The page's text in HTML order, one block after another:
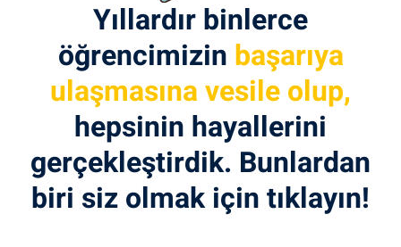
Yıllardır binlerce
öğrencimizin başarıya
ulaşmasına vesile olup,
hepsinin hayallerini
gerçekleştirdik. Bunlardan
biri siz olmak için tıklayın!